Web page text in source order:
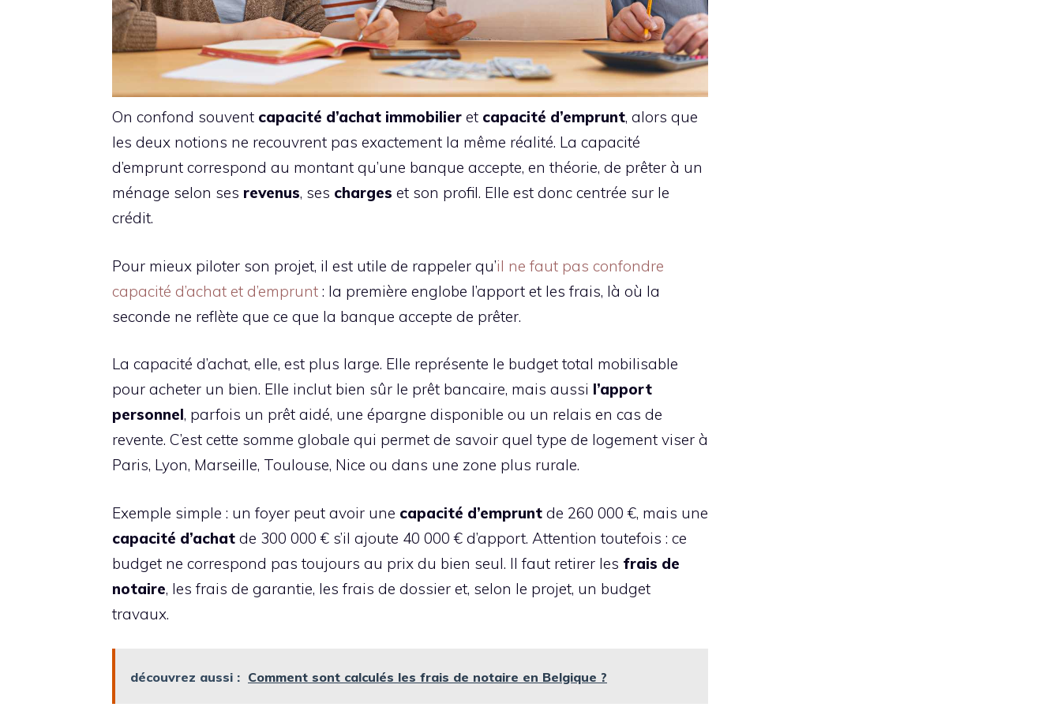
On confond souvent capacité d’achat immobilier et capacité d’emprunt, alors que
les deux notions ne recouvrent pas exactement la même réalité. La capacité
d’emprunt correspond au montant qu’une banque accepte, en théorie, de prêter à un
ménage selon ses revenus, ses charges et son profil. Elle est donc centrée sur le
crédit.
Pour mieux piloter son projet, il est utile de rappeler qu’il ne faut pas confondre
capacité d’achat et d’emprunt : la première englobe l’apport et les frais, là où la
seconde ne reflète que ce que la banque accepte de prêter.
La capacité d’achat, elle, est plus large. Elle représente le budget total mobilisable
pour acheter un bien. Elle inclut bien sûr le prêt bancaire, mais aussi l’apport
personnel, parfois un prêt aidé, une épargne disponible ou un relais en cas de
revente. C’est cette somme globale qui permet de savoir quel type de logement viser à
Paris, Lyon, Marseille, Toulouse, Nice ou dans une zone plus rurale.
Exemple simple : un foyer peut avoir une capacité d’emprunt de 260 000 €, mais une
capacité d’achat de 300 000 € s’il ajoute 40 000 € d’apport. Attention toutefois : ce
budget ne correspond pas toujours au prix du bien seul. Il faut retirer les frais de
notaire, les frais de garantie, les frais de dossier et, selon le projet, un budget
travaux.
découvrez aussi : Comment sont calculés les frais de notaire en Belgique ?